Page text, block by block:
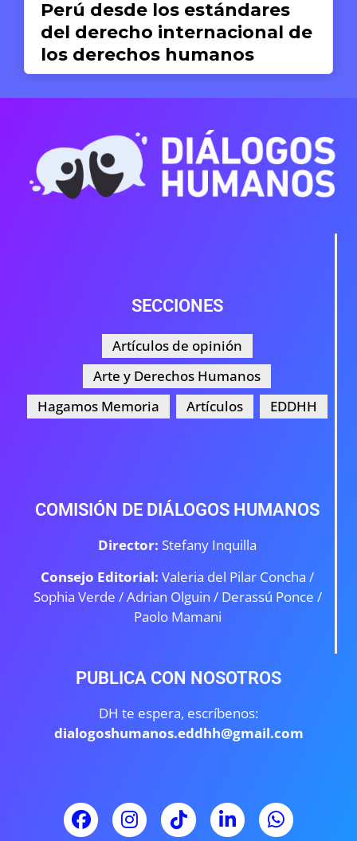
Silvana Dextre
17 DE JUNIO DE 2026
SECCIONES
Artículos de opinión
Arte y Derechos Humanos
Hagamos Memoria
Artículos EDDHH
COMISIÓN DE DIÁLOGOS HUMANOS
Director: Stefany Inquilla
Consejo Editorial: Valeria del Pilar Concha /
Sophia Verde /Adrian Olguin / Derassú Ponce /
Paolo Mamani
PUBLICA CON NOSOTROS
DH te espera, escríbenos:
dialogoshumanos.eddhh@gmail.com